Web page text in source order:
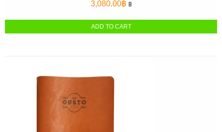
3,080.00฿ ฿
ADD TO CART